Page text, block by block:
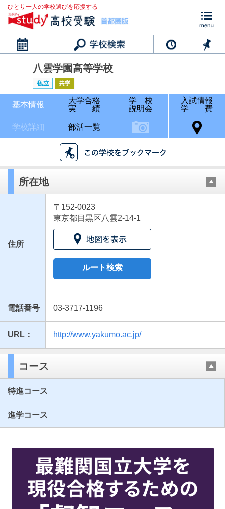
ひとり一人の学校選びを応援する
カレンダー
ブックマークした学校
八雲学園高等学校
基本情報
大学合格
実 績
学 校
説明会
入試情報
学 費
学校詳細 部活一覧
所在地
住所
〒152-0023
東京都目黒区八雲2-14-1
ルート検索
電話番号 03-3717-1196
URL： http://www.yakumo.ac.jp/
コース
特進コース
進学コース